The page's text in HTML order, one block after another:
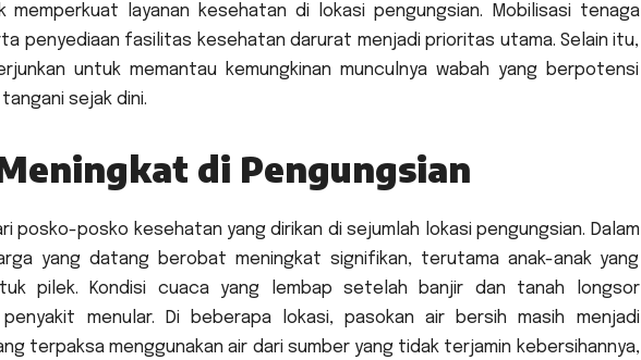
layanan kesehatan di lokasi pengungsian. Mobilisasi tenaga
penyediaan fasilitas kesehatan darurat menjadi prioritas utama. Selain itu,
untuk memantau kemungkinan munculnya wabah yang berpotensi
sejak dini.
di Pengungsian
posko-posko kesehatan yang dirikan di sejumlah lokasi pengungsian. Dalam
yang datang berobat meningkat signifikan, terutama anak-anak yang
pilek. Kondisi cuaca yang lembap setelah banjir dan tanah longsor
menular. Di beberapa lokasi, pasokan air bersih masih menjadi
terpaksa menggunakan air dari sumber yang tidak terjamin kebersihannya,